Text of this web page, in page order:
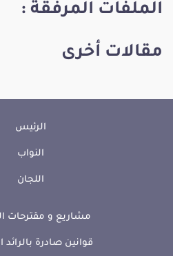
الملفات المرفقة :
مقالات أخرى
الرئيس
النواب
اللجان
مشاريع و مقترحات
قوانين صادرة